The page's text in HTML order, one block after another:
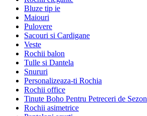
Bluze tip ie
Maiouri
Pulovere
Sacouri si Cardigane
Veste
Rochii balon
Tulle si Dantela
Snururi
Personalizeaza-ti Rochia
Rochii office
Tinute Boho Pentru Petreceri de Sezon
Rochii asimetrice